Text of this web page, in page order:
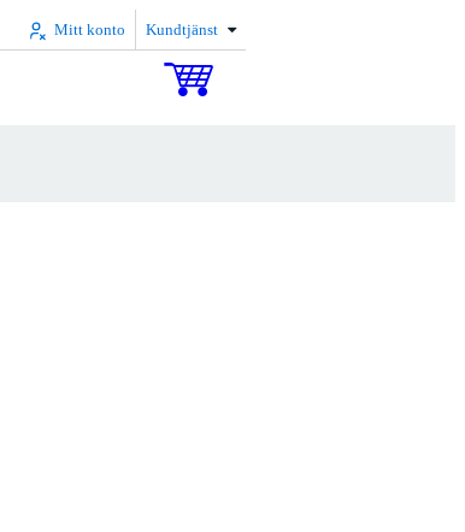
Mitt konto Kundtjänst